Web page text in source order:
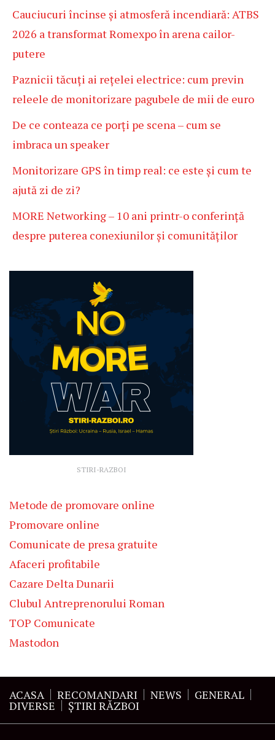
Cauciucuri încinse și atmosferă incendiară: ATBS
2026 a transformat Romexpo în arena cailor-
putere
Paznicii tăcuți ai rețelei electrice: cum previn
releele de monitorizare pagubele de mii de euro
De ce conteaza ce porți pe scena – cum se
imbraca un speaker
Monitorizare GPS în timp real: ce este și cum te
ajută zi de zi?
MORE Networking – 10 ani printr-o conferință
despre puterea conexiunilor și comunităților
STIRI-RAZBOI
Metode de promovare online
Promovare online
Comunicate de presa gratuite
Afaceri profitabile
Cazare Delta Dunarii
Clubul Antreprenorului Roman
TOP Comunicate
Mastodon
ACASA RECOMANDARI NEWS GENERAL
DIVERSE ŞTIRI RĂZBOI